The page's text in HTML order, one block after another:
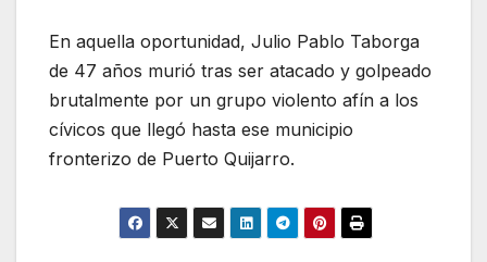
En aquella oportunidad, Julio Pablo Taborga
de 47 años murió tras ser atacado y golpeado
brutalmente por un grupo violento afín a los
cívicos que llegó hasta ese municipio
fronterizo de Puerto Quijarro.